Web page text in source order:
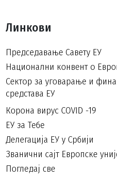
Линкови
Председавање Савету ЕУ
Национални конвент о
Сектор за уговарање и
средстава ЕУ
Корона вирус COVID -19
ЕУ за Тебе
Делегација ЕУ у Србији
Званични сајт Европске
Погледај све